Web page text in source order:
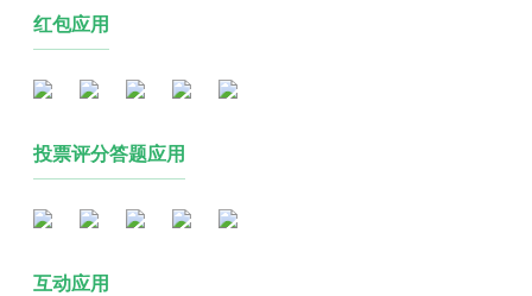
红包应用
投票评分答题应用
互动应用